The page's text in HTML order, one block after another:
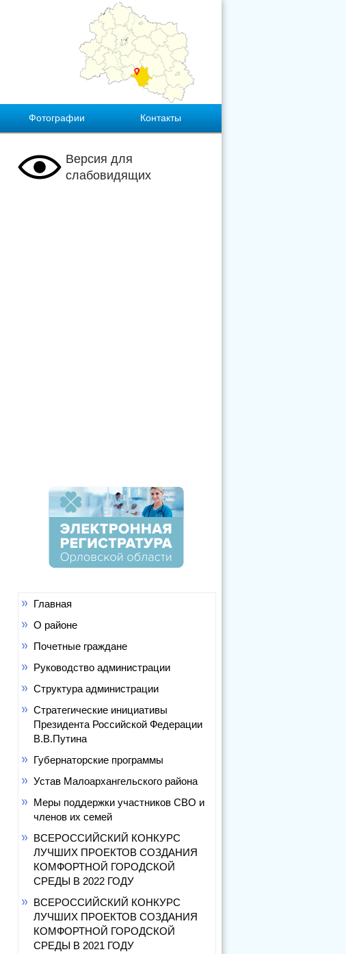
Фотографии Контакты
Версия для
слабовидящих
Главная
О районе
Почетные граждане
Руководство администрации
Структура администрации
Стратегические инициативы
Президента Российской Федерации
В.В.Путина
Губернаторские программы
Устав Малоархангельского района
Меры поддержки участников СВО и
членов их семей
ВСЕРОССИЙСКИЙ КОНКУРС
ЛУЧШИХ ПРОЕКТОВ СОЗДАНИЯ
КОМФОРТНОЙ ГОРОДСКОЙ
СРЕДЫ В 2022 ГОДУ
ВСЕРОССИЙСКИЙ КОНКУРС
ЛУЧШИХ ПРОЕКТОВ СОЗДАНИЯ
КОМФОРТНОЙ ГОРОДСКОЙ
СРЕДЫ В 2021 ГОДУ